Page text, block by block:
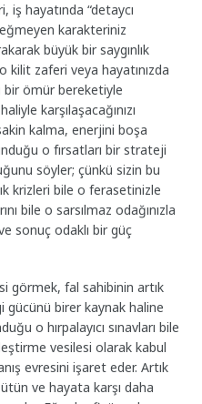
hayatında “detaycı
karakteriniz
büyük bir saygınlık
kilit zaferi veya hayatınızda
bir ömür bereketiyle
karşılaşacağınızı
kalma, enerjini boşa
o fırsatları bir strateji
söyler; çünkü sizin bu
krizleri bile o ferasetinizle
bile o sarsılmaz odağınızla
sonuç odaklı bir güç
görmek, fal sahibinin artık
gücünü birer kaynak haline
o hırpalayıcı sınavları bile
vesilesi olarak kabul
evresini işaret eder. Artık
ve hayata karşı daha